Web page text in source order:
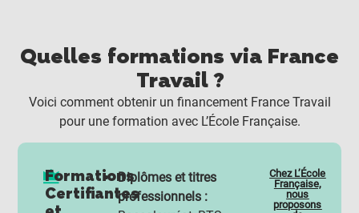
Quelles formations via France
Travail ?
Voici comment obtenir un financement France Travail
pour une formation avec L’École Française.
Formations
Certifiantes
Diplômes et titres
professionnels :
Chez L’École
Française,
nous
proposons